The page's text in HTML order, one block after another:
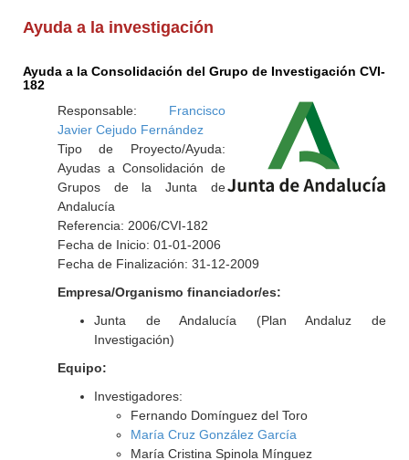
Ayuda a la investigación
Ayuda a la Consolidación del Grupo de Investigación CVI-
182
Responsable: Francisco
Javier Cejudo Fernández
Tipo de Proyecto/Ayuda:
Ayudas a Consolidación de
Grupos de la Junta de
Andalucía
Referencia: 2006/CVI-182
Fecha de Inicio: 01-01-2006
Fecha de Finalización: 31-12-2009
Empresa/Organismo financiador/es:
Junta de Andalucía (Plan Andaluz de
Investigación)
Equipo:
Investigadores:
Fernando Domínguez del Toro
María Cruz González García
María Cristina Spinola Mínguez